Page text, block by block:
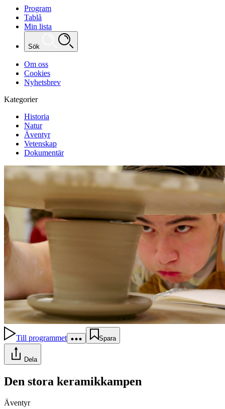
Program
Tablå
Min lista
Sök
Om oss
Cookies
Nyhetsbrev
Kategorier
Historia
Natur
Äventyr
Vetenskap
Dokumentär
Till programmet Spara
Dela
Den stora keramikkampen
Äventyr